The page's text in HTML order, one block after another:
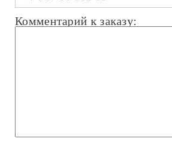
Комментарий к заказу: